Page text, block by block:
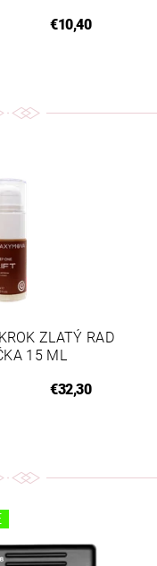
€10,40
ZLATÝ RAD
15 ML
€32,30